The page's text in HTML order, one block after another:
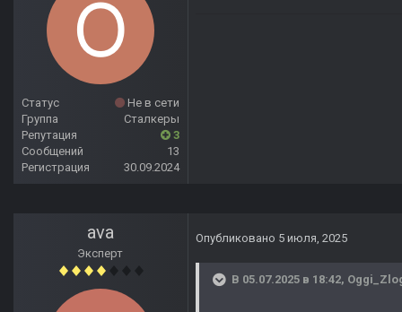
Статус
Не в сети
Группа
Сталкеры
Репутация
3
Сообщений
13
Регистрация
30.09.2024
ava
Эксперт
Опубликовано 5 июля, 2025
В 05.07.2025 в 18:42,